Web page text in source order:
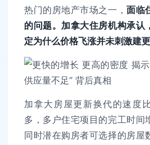
热门的房地产市场之一，面临
的问题。加拿大住房机构承认
定为什么价格飞涨并未刺激建更
加拿大房屋更新换代的速度
多，多户住宅项目的完工时间
同时潜在购房者可选择的房屋